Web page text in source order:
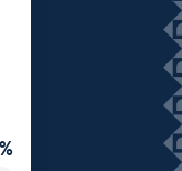
%